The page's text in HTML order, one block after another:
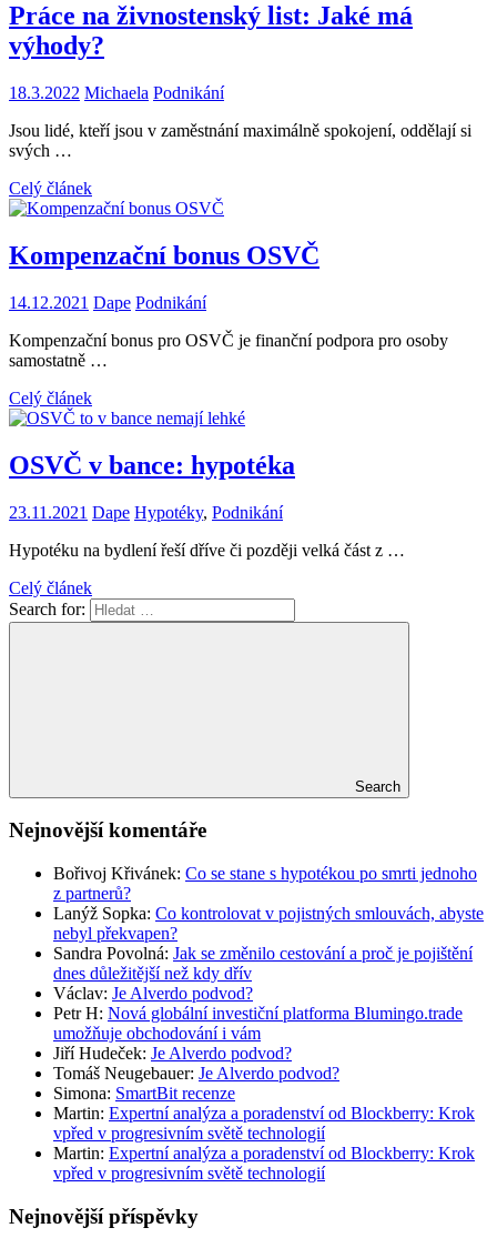
Práce na živnostenský list: Jaké má
výhody?
18.3.2022 Michaela Podnikání
Jsou lidé, kteří jsou v zaměstnání maximálně spokojení, oddělají si
svých …
Celý článek
Kompenzační bonus OSVČ
14.12.2021 Dape Podnikání
Kompenzační bonus pro OSVČ je finanční podpora pro osoby
samostatně …
Celý článek
OSVČ v bance: hypotéka
23.11.2021 Dape Hypotéky, Podnikání
Hypotéku na bydlení řeší dříve či později velká část z …
Celý článek
Search for:
Search
Nejnovější komentáře
Bořivoj Křivánek: Co se stane s hypotékou po smrti jednoho
z partnerů?
Lanýž Sopka: Co kontrolovat v pojistných smlouvách, abyste
nebyl překvapen?
Sandra Povolná: Jak se změnilo cestování a proč je pojištění
dnes důležitější než kdy dřív
Václav: Je Alverdo podvod?
Petr H: Nová globální investiční platforma Blumingo.trade
umožňuje obchodování i vám
Jiří Hudeček: Je Alverdo podvod?
Tomáš Neugebauer: Je Alverdo podvod?
Simona: SmartBit recenze
Martin: Expertní analýza a poradenství od Blockberry: Krok
vpřed v progresivním světě technologií
Martin: Expertní analýza a poradenství od Blockberry: Krok
vpřed v progresivním světě technologií
Nejnovější příspěvky